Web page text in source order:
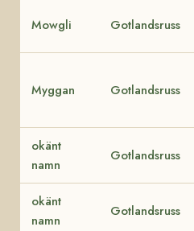
Mowgli Gotlandsruss
Myggan Gotlandsruss
okänt
namn
Gotlandsruss
okänt
namn
Gotlandsruss